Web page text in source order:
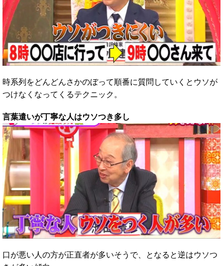
時系列をどんどんさかのぼって順番に質問していくとウソが
つけなくなってくるテクニック。
言葉遣いが丁寧な人はウソつき多し
口が悪い人の方が正直者が多いそうで、となると逆はウソつ